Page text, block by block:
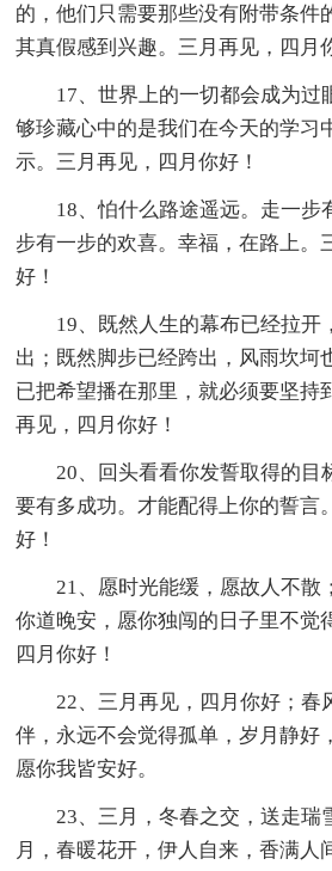
的，他们只需要那些没有附带条件
其真假感到兴趣。三月再见，四月
17、世界上的一切都会成为过
够珍藏心中的是我们在今天的学习
示。三月再见，四月你好！
18、怕什么路途遥远。走一步
步有一步的欢喜。幸福，在路上。
好！
19、既然人生的幕布已经拉开
出；既然脚步已经跨出，风雨坎坷
已把希望播在那里，就必须要坚持
再见，四月你好！
20、回头看看你发誓取得的目
要有多成功。才能配得上你的誓言
好！
21、愿时光能缓，愿故人不散
你道晚安，愿你独闯的日子里不觉
四月你好！
22、三月再见，四月你好；春
伴，永远不会觉得孤单，岁月静好
愿你我皆安好。
23、三月，冬春之交，送走瑞
月，春暖花开，伊人自来，香满人